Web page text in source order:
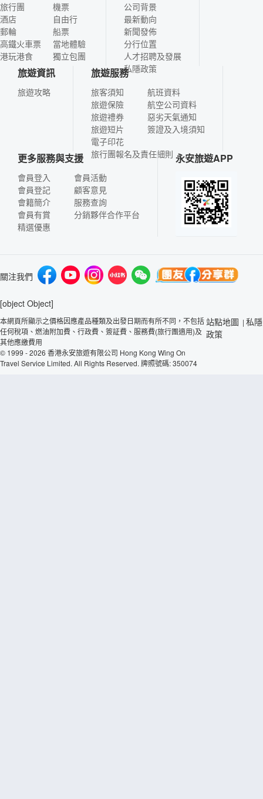
旅行團
酒店
郵輪
高鐵火車票
港玩港食
機票
自由行
船票
當地體驗
獨立包團
公司背景
最新動向
新聞發佈
分行位置
人才招聘及發展
私隱政策
旅遊資訊
旅遊攻略
旅遊服務
旅客須知
旅遊保險
旅遊禮券
旅遊短片
電子印花
航班資料
航空公司資料
惡劣天氣通知
簽證及入境須知
旅行團報名及責任細則
更多服務與支援
會員登入
會員登記
會籍簡介
會員有賞
精選優惠
會員活動
顧客意見
服務查詢
分銷夥伴合作平台
永安旅遊APP
關注我們
[object Object]
本網頁所顯示之價格因應產品種類及出發日期而有所不同，不包括
任何稅項、燃油附加費、行政費、簽証費、服務費(旅行團適用)及
其他應繳費用
© 1999 - 2026 香港永安旅遊有限公司 Hong Kong Wing On
Travel Service Limited. All Rights Reserved. 牌照號碼: 350074
站點地圖 | 私隱
政策